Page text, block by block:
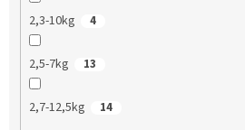
2,3-10kg 4
2,5-7kg 13
2,7-12,5kg 14